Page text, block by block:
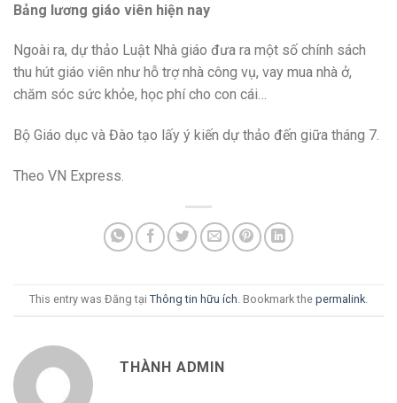
Bảng lương giáo viên hiện nay
Ngoài ra, dự thảo Luật Nhà giáo đưa ra một số chính sách
thu hút giáo viên như hỗ trợ nhà công vụ, vay mua nhà ở,
chăm sóc sức khỏe, học phí cho con cái…
Bộ Giáo dục và Đào tạo lấy ý kiến dự thảo đến giữa tháng 7.
Theo VN Express.
This entry was Đăng tại Thông tin hữu ích. Bookmark the permalink.
THÀNH ADMIN